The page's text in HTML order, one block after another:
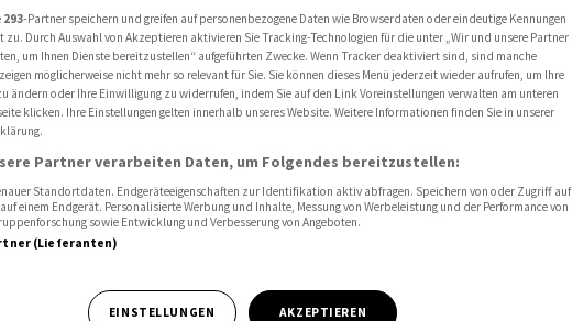
stark gestiegen
293-Partner speichern und greifen auf personenbezogene Daten wie Browserdaten oder eindeutige Kennungen
zu. Durch Auswahl von Akzeptieren aktivieren Sie Tracking-Technologien für die unter „Wir und unsere Partner
um Ihnen Dienste bereitzustellen“ aufgeführten Zwecke. Wenn Tracker deaktiviert sind, sind manche
möglicherweise nicht mehr so relevant für Sie. Sie können dieses Menü jederzeit wieder aufrufen, um Ihre
ändern oder Ihre Einwilligung zu widerrufen, indem Sie auf den Link Voreinstellungen verwalten am unteren
klicken. Ihre Einstellungen gelten innerhalb unseres Website. Weitere Informationen finden Sie in unserer
Partner verarbeiten Daten, um Folgendes bereitzustellen:
Standortdaten. Endgeräteeigenschaften zur Identifikation aktiv abfragen. Speichern von oder Zugriff auf
einem Endgerät. Personalisierte Werbung und Inhalte, Messung von Werbeleistung und der Performance von
sowie Entwicklung und Verbesserung von Angeboten.
(Lieferanten)
EINSTELLUNGEN AKZEPTIEREN